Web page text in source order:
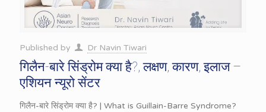
Published by Dr Navin Tiwari
गिलैन-बारे सिंड्रोम क्या है?, लक्षण, कारण, इलाज –
एशियन न्यूरो सेंटर
गिलैन-बारे सिंड्रोम क्या है? | What is Guillain-Barre Syndrome?